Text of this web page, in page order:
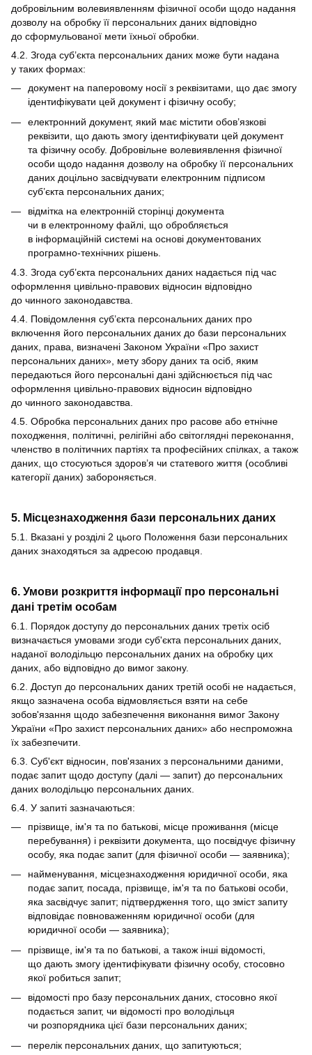
добровільним волевиявленням фізичної особи щодо надання
дозволу на обробку її персональних даних відповідно
до сформульованої мети їхньої обробки.
4.2. Згода суб’єкта персональних даних може бути надана
у таких формах:
документ на паперовому носії з реквізитами, що дає змогу
ідентифікувати цей документ і фізичну особу;
електронний документ, який має містити обов’язкові
реквізити, що дають змогу ідентифікувати цей документ
та фізичну особу. Добровільне волевиявлення фізичної
особи щодо надання дозволу на обробку її персональних
даних доцільно засвідчувати електронним підписом
суб’єкта персональних даних;
відмітка на електронній сторінці документа
чи в електронному файлі, що обробляється
в інформаційній системі на основі документованих
програмно-технічних рішень.
4.3. Згода суб’єкта персональних даних надається під час
оформлення цивільно-правових відносин відповідно
до чинного законодавства.
4.4. Повідомлення суб’єкта персональних даних про
включення його персональних даних до бази персональних
даних, права, визначені Законом України «Про захист
персональних даних», мету збору даних та осіб, яким
передаються його персональні дані здійснюється під час
оформлення цивільно-правових відносин відповідно
до чинного законодавства.
4.5. Обробка персональних даних про расове або етнічне
походження, політичні, релігійні або світоглядні переконання,
членство в політичних партіях та професійних спілках, а також
даних, що стосуються здоров’я чи статевого життя (особливі
категорії даних) забороняється.
5. Місцезнаходження бази персональних даних
5.1. Вказані у розділі 2 цього Положення бази персональних
даних знаходяться за адресою продавця.
6. Умови розкриття інформації про персональні
дані третім особам
6.1. Порядок доступу до персональних даних третіх осіб
визначається умовами згоди суб'єкта персональних даних,
наданої володільцю персональних даних на обробку цих
даних, або відповідно до вимог закону.
6.2. Доступ до персональних даних третій особі не надається,
якщо зазначена особа відмовляється взяти на себе
зобов'язання щодо забезпечення виконання вимог Закону
України «Про захист персональних даних» або неспроможна
їх забезпечити.
6.3. Суб'єкт відносин, пов'язаних з персональними даними,
подає запит щодо доступу (далі — запит) до персональних
даних володільцю персональних даних.
6.4. У запиті зазначаються:
прізвище, ім'я та по батькові, місце проживання (місце
перебування) і реквізити документа, що посвідчує фізичну
особу, яка подає запит (для фізичної особи — заявника);
найменування, місцезнаходження юридичної особи, яка
подає запит, посада, прізвище, ім'я та по батькові особи,
яка засвідчує запит; підтвердження того, що зміст запиту
відповідає повноваженням юридичної особи (для
юридичної особи — заявника);
прізвище, ім'я та по батькові, а також інші відомості,
що дають змогу ідентифікувати фізичну особу, стосовно
якої робиться запит;
відомості про базу персональних даних, стосовно якої
подається запит, чи відомості про володільця
чи розпорядника цієї бази персональних даних;
перелік персональних даних, що запитуються;